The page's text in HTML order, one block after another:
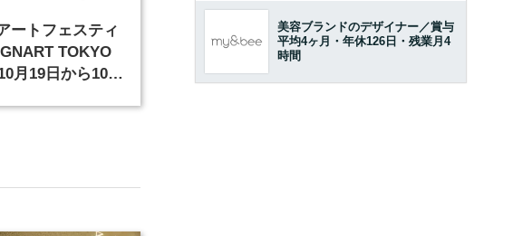
ートフェスティ
TOKYO
月19日から10日
美容ブランドのデザイナー／賞与
平均4ヶ月・年休126日・残業月4
時間